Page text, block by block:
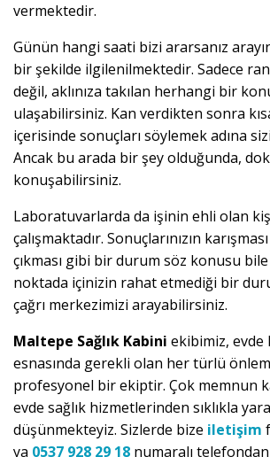
vermektedir.
Günün hangi saati bizi ararsanız
bir şekilde ilgilenilmektedir. Sadece
değil, aklınıza takılan herhangi bir
ulaşabilirsiniz. Kan verdikten sonra
içerisinde sonuçları söylemek adına
Ancak bu arada bir şey olduğunda,
konuşabilirsiniz.
Laboratuvarlarda da işinin ehli olan
çalışmaktadır. Sonuçlarınızın
çıkması gibi bir durum söz konusu
noktada içinizin rahat etmediği bir
çağrı merkezimizi arayabilirsiniz.
Maltepe Sağlık Kabini ekibimiz, evde
esnasında gerekli olan her türlü
profesyonel bir ekiptir. Çok memnun
evde sağlık hizmetlerinden sıklıkla
düşünmekteyiz. Sizlerde bize iletişim
ya 0537 928 29 18 numaralı